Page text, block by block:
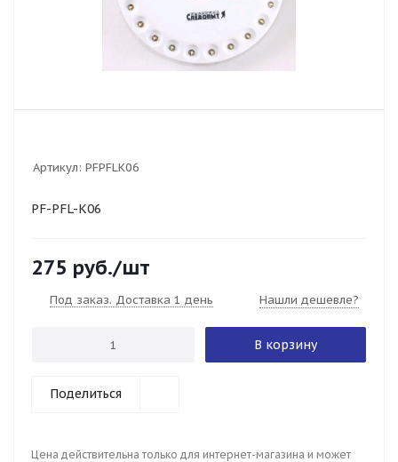
Артикул: PFPFLK06
PF-PFL-K06
275 руб./шт
Под заказ. Доставка 1 день Нашли дешевле?
В корзину
Поделиться
Цена действительна только для интернет-магазина и может